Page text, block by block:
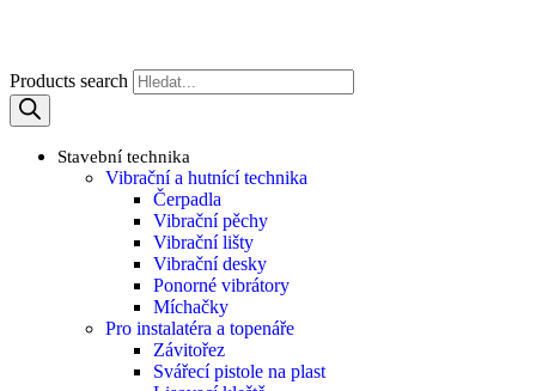
Products search
Stavební technika
Vibrační a hutnící technika
Čerpadla
Vibrační pěchy
Vibrační lišty
Vibrační desky
Ponorné vibrátory
Míchačky
Pro instalatéra a topenáře
Závitořez
Svářecí pistole na plast